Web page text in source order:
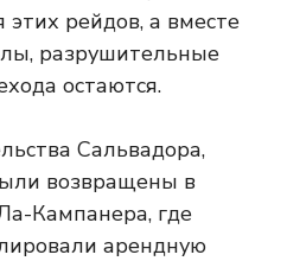
рейдов, а вместе
разрушительные
остаются.
Сальвадора,
возвращены в
Кампанера, где
арендную